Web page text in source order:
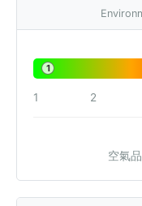
1
1 2
空氣